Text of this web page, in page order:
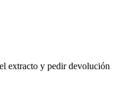
extracto y pedir devolución